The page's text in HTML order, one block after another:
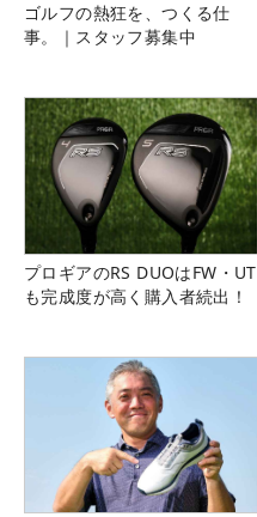
ゴルフの熱狂を、つくる仕
事。｜スタッフ募集中
プロギアのRS DUOはFW・UT
も完成度が高く購入者続出！